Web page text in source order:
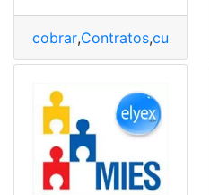
cobrar,Contratos,cuenta